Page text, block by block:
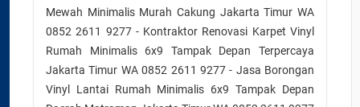
Mewah Minimalis Murah Cakung Jakarta Timur WA
0852 2611 9277 - Kontraktor Renovasi Karpet Vinyl
Rumah Minimalis 6x9 Tampak Depan Terpercaya
Jakarta Timur WA 0852 2611 9277 - Jasa Borongan
Vinyl Lantai Rumah Minimalis 6x9 Tampak Depan